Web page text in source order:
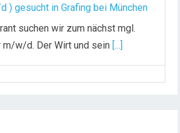
suchen wir zum nächst mgl.
m/w/d. Der Wirt und sein[...]
w/d) gesucht – Hotel 47° in